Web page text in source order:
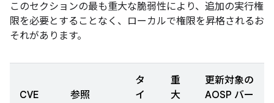
このセクションの最も重大な脆弱性により、追加の実行権
限を必要とすることなく、ローカルで権限を昇格されるお
それがあります。
CVE 参照
タ
イ
重
大
更新対象の
AOSP バー